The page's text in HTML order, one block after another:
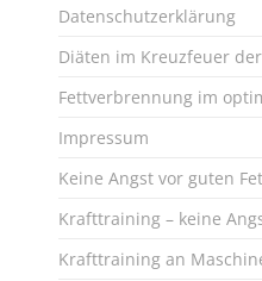
Datenschutzerklärung
Diäten im Kreuzfeuer
Fettverbrennung im
Impressum
Keine Angst vor guten
Krafttraining – keine
Krafttraining an